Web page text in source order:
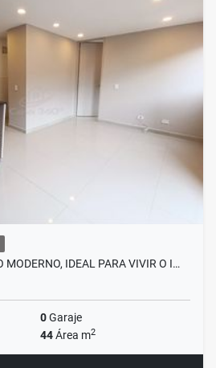
MODERNO, IDEAL PARA VIVIR O I…
0Garaje
44Área m2